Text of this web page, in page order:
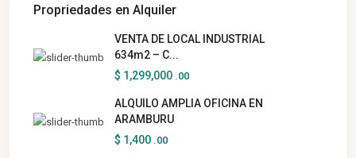
Propriedades en Alquiler
VENTA DE LOCAL INDUSTRIAL
634m2 – C...
$ 1,299,000 .00
ALQUILO AMPLIA OFICINA EN
ARAMBURU
$ 1,400 .00